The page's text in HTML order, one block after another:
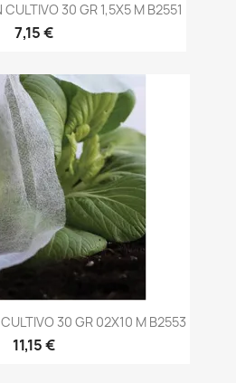
30 GR 1,5X5 M B2551
7,15 €
30 GR 02X10 M B2553
11,15 €